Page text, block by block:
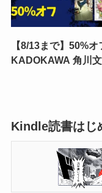
【8/13まで】50%オ
KADOKAWA 角川文
班・藤堂比奈子
Kindle読書はじ